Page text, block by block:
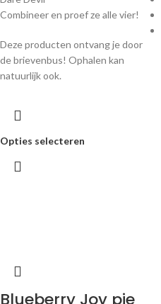
Combineer en proef ze alle vier!
Deze producten ontvang je door
de brievenbus! Ophalen kan
natuurlijk ook.
Opties selecteren
Blueberry Joy pie